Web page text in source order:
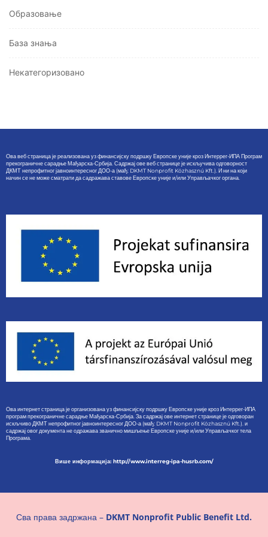
Oбразовање
База знања
Некатегоризовано
Ова веб страница је реализована уз финансијску подршку Европске уније кроз Интеррег-ИПА Програм
прекограничне сарадње Мађарска-Србија. Садржај ове веб странице је искључива одговорност
ДКМТ непрофитног јавноинтересног ДОО-а (мађ: DKMT Nonprofit Közhasznú Kft.). И ни на који
начин се не може сматрати да садражава ставове Европске уније и/или Управљачког органа.
Ова интернет страница је организована уз финансијску подршку Европске уније кроз Интеррег-ИПА
програм прекограничне сарадње Мађарска-Србија. За садржај ове интернет странице је одговоран
искљчиво ДКМТ непрофитног јавноинтересног ДОО-а (мађ: DKMT Nonprofit Közhasznú Kft.). и
садржај овог документа не одражава званично мишљење Европске уније и/или Управљачког тела
Програма.
Више информација: http://www.interreg-ipa-husrb.com/
Сва права задржана – DKMT Nonprofit Public Benefit Ltd.